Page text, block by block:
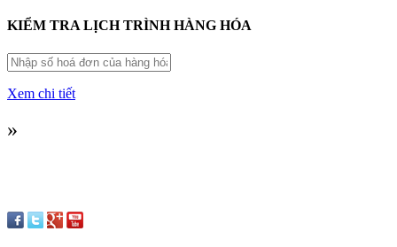
KIỂM TRA LỊCH TRÌNH HÀNG HÓA
Xem chi tiết
»